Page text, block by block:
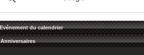
Evénement du calendrier
Anniversaires